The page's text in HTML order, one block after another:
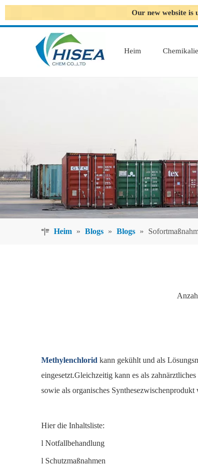
Our new website is
Heim
Heim » Blogs » Blogs »
Methylenchlorid kann gekühlt und als
eingesetzt.Gleichzeitig kann es als
sowie als organisches
Hier die Inhaltsliste:
l Notfallbehandlung
l Schutzmaßnahmen